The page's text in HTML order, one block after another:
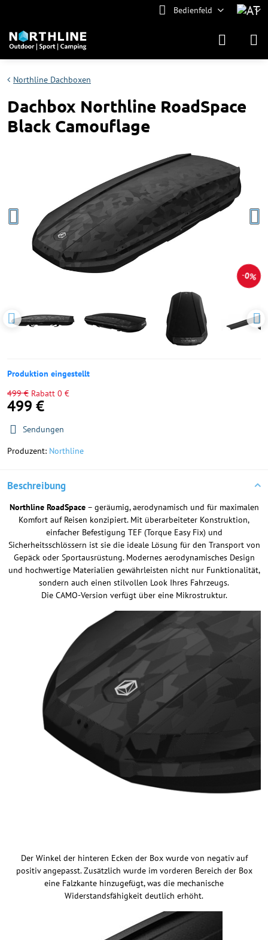
Bedienfeld
0%
Northline Dachboxen
Dachbox Northline RoadSpace
Black Camouflage
Produktion eingestellt
499 € Rabatt 0 €
499 €
Sendungen
Produzent: Northline
Beschreibung
Northline RoadSpace– geräumig, aerodynamisch und für maximalen
Komfort auf Reisen konzipiert. Mit überarbeiteter Konstruktion,
einfacher Befestigung TEF (Torque Easy Fix) und
Sicherheitsschlössern ist sie die ideale Lösung für den Transport von
Gepäck oder Sportausrüstung. Modernes aerodynamisches Design
und hochwertige Materialien gewährleisten nicht nur Funktionalität,
sondern auch einen stilvollen Look Ihres Fahrzeugs.
Die CAMO-Version verfügt über eine Mikrostruktur.
Der Winkel der hinteren Ecken der Box wurde von negativ auf
positiv angepasst. Zusätzlich wurde im vorderen Bereich der Box
eine Falzkante hinzugefügt, was die mechanische
Widerstandsfähigkeit deutlich erhöht.